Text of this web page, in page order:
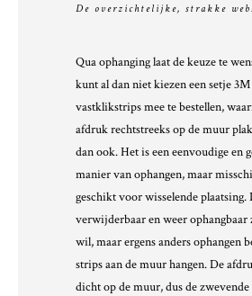
De overzichtelijke, strakke
Qua ophanging laat de keuze te
kunt al dan niet kiezen een setje
vastklikstrips mee te bestellen,
afdruk rechtstreeks op de muur
dan ook. Het is een eenvoudige en
manier van ophangen, maar
geschikt voor wisselende plaatsing.
verwijderbaar en weer ophangbaar
wil, maar ergens anders ophangen
strips aan de muur hangen. De
dicht op de muur, dus de zwevende